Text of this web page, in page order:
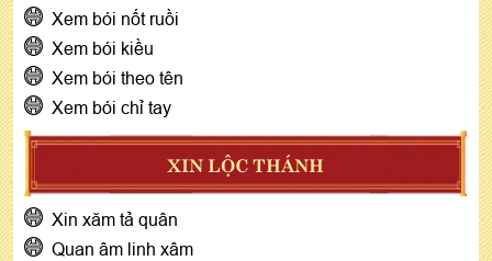
Xem bói nốt ruồi
Xem bói kiều
Xem bói theo tên
Xem bói chỉ tay
XIN LỘC THÁNH
Xin xăm tả quân
Quan âm linh xâm